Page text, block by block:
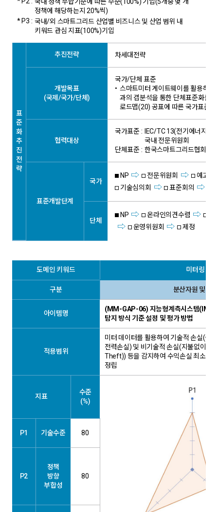
정책에 해당하는지 20%씩)
* P3 : 국내/외 스마트그리드 산업별 비즈니스 및 산업 범위 내
키워드 관심 지표(100%)기입
표
준
화
추
진
전
략
추진전략 차세대전략
개발목표
(국제/국가/단체)
국가/단체 표준
• 스마트미터 게이트웨이를 활용하
과의 갭분석을 통한 단체표준화를
로드맵(20) 공표에 따른 국가표준화
협력대상
국가표준 :
IEC/TC 13(전기에너지
국내 전문위원회
단체표준 : 한국스마트그리드협회
표준개발단계
국가
NP 전문위원회
예고고
기술심의회
표준회의
단체
NP 온라인의견수렴
운영위원회
제정
도메인 키워드 미터링 관리
구분 분산자원 및 계
아이템명
(MM-GAP-06) 지능형계측시스템(IMS)
탐지 방식 기준 설정 및 평가 방법
적용범위
미터 데이터를 활용하여 기술적 손실(송
전력손실) 및 비기술적 손실(지불없이 소
Theft)) 등을 감지하여 수익손실 최소화
정립
지표
수준
(%)
P1 기술수준 80
P2
정책
방향
부합성
80